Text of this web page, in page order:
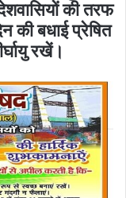
की तरफ
की बधाई प्रेषित
रखें।